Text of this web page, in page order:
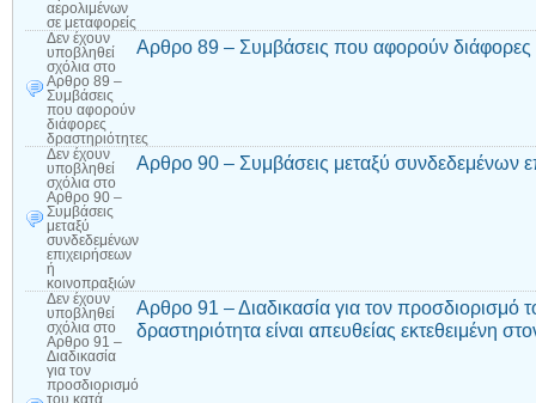
αερολιμένων
σε μεταφορείς
Δεν έχουν
υποβληθεί
σχόλια στο
Αρθρο 89 –
Συμβάσεις
που αφορούν
διάφορες
δραστηριότητες
Αρθρο 89 – Συμβάσεις που αφορούν διάφορες
Δεν έχουν
υποβληθεί
σχόλια στο
Αρθρο 90 –
Συμβάσεις
μεταξύ
συνδεδεμένων
επιχειρήσεων
ή
κοινοπραξιών
Αρθρο 90 – Συμβάσεις μεταξύ συνδεδεμένων
Δεν έχουν
υποβληθεί
σχόλια στο
Αρθρο 91 –
Διαδικασία
για τον
προσδιορισμό
του κατά
Αρθρο 91 – Διαδικασία για τον προσδιορισμό
δραστηριότητα είναι απευθείας εκτεθειμένη